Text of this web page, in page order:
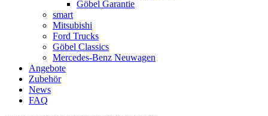
Göbel Garantie
smart
Mitsubishi
Ford Trucks
Göbel Classics
Mercedes-Benz Neuwagen
Angebote
Zubehör
News
FAQ